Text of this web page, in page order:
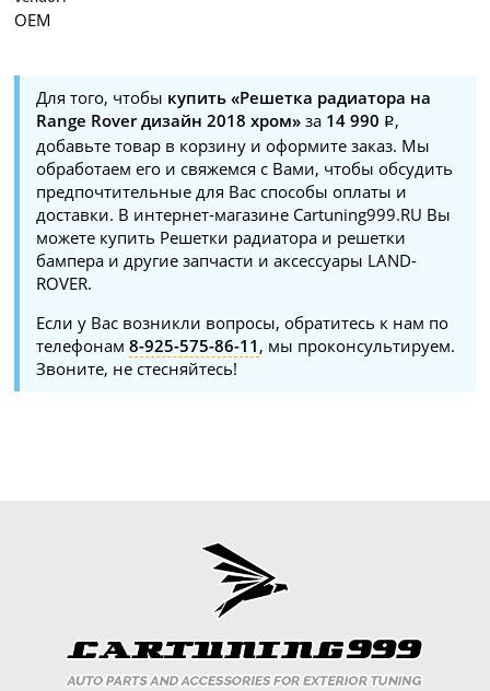
OEM
Для того, чтобы купить «Решетка радиатора на
Range Rover дизайн 2018 хром» за 14 990
,
добавьте товар в корзину и оформите заказ. Мы
обработаем его и свяжемся с Вами, чтобы обсудить
предпочтительные для Вас способы оплаты и
доставки. В интернет-магазине Cartuning999.RU Вы
можете купить Решетки радиатора и решетки
бампера и другие запчасти и аксессуары LAND-
ROVER.
Если у Вас возникли вопросы, обратитесь к нам по
телефонам8-925-575-86-11 , мы проконсультируем.
Звоните, не стесняйтесь!